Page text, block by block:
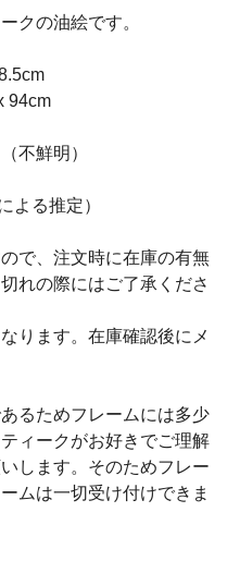
クの油絵です。
94cm
不鮮明）
よる推定）
で、注文時に在庫の有無
れの際にはご了承くださ
ります。在庫確認後にメ
るためフレームには多少
ィークがお好きでご理解
します。そのためフレー
ムは一切受け付けできま